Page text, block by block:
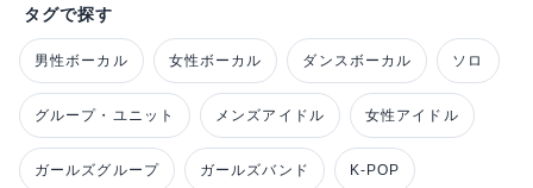
タグで探す
男性ボーカル 女性ボーカル ダンスボーカル ソロ
グループ・ユニット メンズアイドル 女性アイドル
ガールズグループ ガールズバンド K-POP